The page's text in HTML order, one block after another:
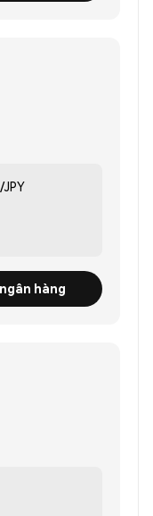
JPY
hàng